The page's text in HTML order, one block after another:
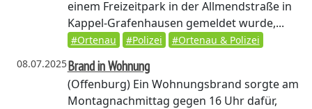
einem Freizeitpark in der Allmendstraße in
Kappel-Grafenhausen gemeldet wurde,...
#Ortenau #Polizei
#Ortenau & Polizei
08.07.2025Brand in Wohnung
(Offenburg)Ein Wohnungsbrand sorgte am
Montagnachmittag gegen 16 Uhr dafür,